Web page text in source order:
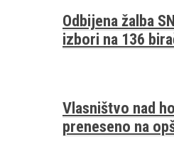
Odbijena žalba
izbori na 136
Vlasništvo nad
preneseno na